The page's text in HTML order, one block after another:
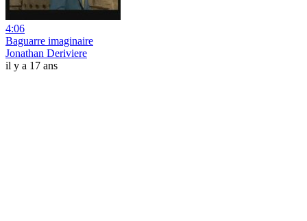
4:06
Baguarre imaginaire
Jonathan Deriviere
il y a 17 ans